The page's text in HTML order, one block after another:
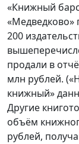
«Книжный
«Медведково»
200
продали в
млн рублей.
книжный»
Другие
объём
рублей,